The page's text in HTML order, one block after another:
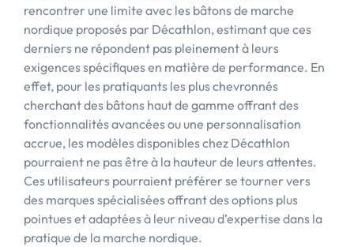
rencontrer une limite avec les bâtons de marche
nordique proposés par Décathlon, estimant que ces
derniers ne répondent pas pleinement à leurs
exigences spécifiques en matière de performance. En
effet, pour les pratiquants les plus chevronnés
cherchant des bâtons haut de gamme offrant des
fonctionnalités avancées ou une personnalisation
accrue, les modèles disponibles chez Décathlon
pourraient ne pas être à la hauteur de leurs attentes.
Ces utilisateurs pourraient préférer se tourner vers
des marques spécialisées offrant des options plus
pointues et adaptées à leur niveau d’expertise dans la
pratique de la marche nordique.